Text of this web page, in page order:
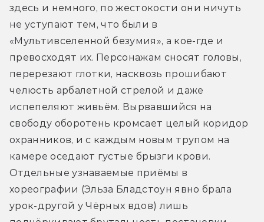
здесь и немного, по жестокости они ничуть
не уступают тем, что были в
«Мультивселенной безумия», а кое-где и
превосходят их. Персонажам сносят головы,
перерезают глотки, насквозь прошибают
челюсть арбалетной стрелой и даже
испепеляют живьём. Вырвавшийся на
свободу оборотень кромсает целый коридор
охранников, и с каждым новым трупом на
камере оседают густые брызги крови.
Отдельные узнаваемые приёмы в
хореографии (Эльза Бладстоун явно брала
урок-другой у Чёрных вдов) лишь